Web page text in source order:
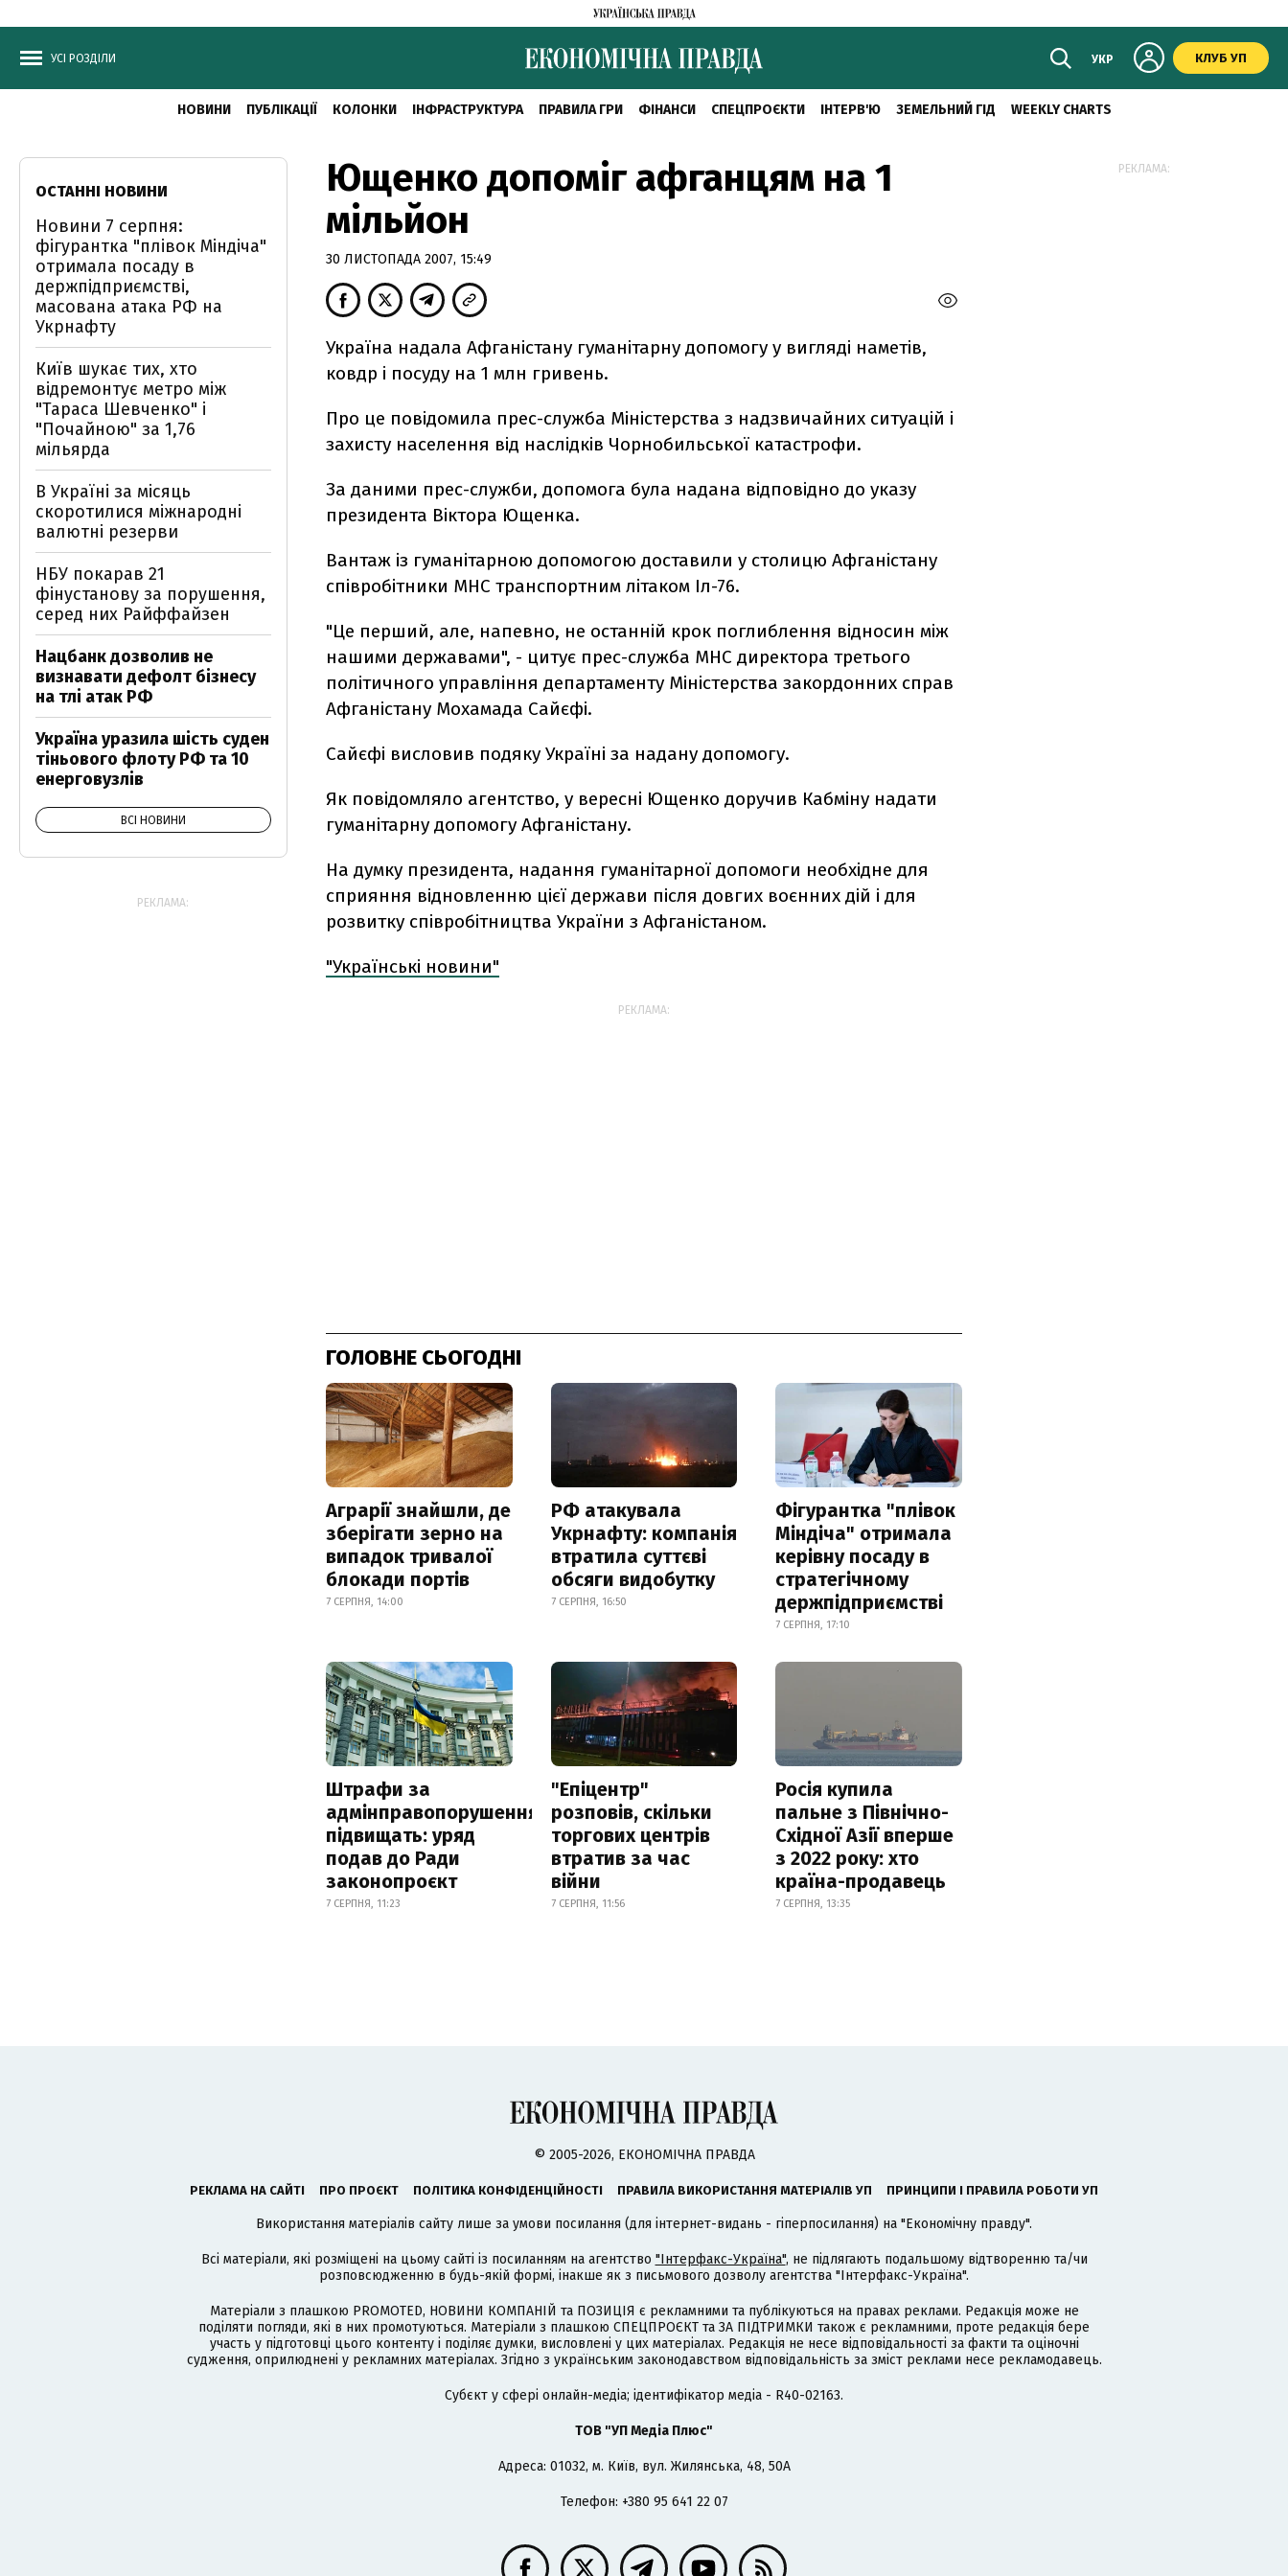
УСІ РОЗДІЛИ УКР КЛУБ УП
НОВИНИ ПУБЛІКАЦІЇ КОЛОНКИ ІНФРАСТРУКТУРА ПРАВИЛА ГРИ ФІНАНСИ СПЕЦПРОЄКТИ ІНТЕРВ'Ю ЗЕМЕЛЬНИЙ ГІД WEEKLY CHARTS
Ющенко допоміг афганцям на 1
мільйон
30 ЛИСТОПАДА 2007, 15:49
Україна надала Афганістану гуманітарну допомогу у вигляді наметів,
ковдр і посуду на 1 млн гривень.
Про це повідомила прес-служба Міністерства з надзвичайних ситуацій і
захисту населення від наслідків Чорнобильської катастрофи.
За даними прес-служби, допомога була надана відповідно до указу
президента Віктора Ющенка.
Вантаж із гуманітарною допомогою доставили у столицю Афганістану
співробітники МНС транспортним літаком Іл-76.
"Це перший, але, напевно, не останній крок поглиблення відносин між
нашими державами", - цитує прес-служба МНС директора третього
політичного управління департаменту Міністерства закордонних справ
Афганістану Мохамада Сайєфі.
Сайєфі висловив подяку Україні за надану допомогу.
Як повідомляло агентство, у вересні Ющенко доручив Кабміну надати
гуманітарну допомогу Афганістану.
На думку президента, надання гуманітарної допомоги необхідне для
сприяння відновленню цієї держави після довгих воєнних дій і для
розвитку співробітництва України з Афганістаном.
"Українські новини"
РЕКЛАМА:
ГОЛОВНЕ СЬОГОДНІ
Аграрії знайшли, де
зберігати зерно на
випадок тривалої
блокади портів
7 СЕРПНЯ, 14:00
РФ атакувала
Укрнафту: компанія
втратила суттєві
обсяги видобутку
7 СЕРПНЯ, 16:50
Фігурантка "плівок
Міндіча" отримала
керівну посаду в
стратегічному
держпідприємстві
7 СЕРПНЯ, 17:10
Штрафи за
адмінправопорушення
підвищать: уряд
подав до Ради
законопроєкт
7 СЕРПНЯ, 11:23
"Епіцентр"
розповів, скільки
торгових центрів
втратив за час
війни
7 СЕРПНЯ, 11:56
Росія купила
пальне з Північно-
Східної Азії вперше
з 2022 року: хто
країна-продавець
7 СЕРПНЯ, 13:35
ОСТАННІ НОВИНИ
Новини 7 серпня:
фігурантка "плівок Міндіча"
отримала посаду в
держпідприємстві,
масована атака РФ на
Укрнафту
Київ шукає тих, хто
відремонтує метро між
"Тараса Шевченко" і
"Почайною" за 1,76
мільярда
В Україні за місяць
скоротилися міжнародні
валютні резерви
НБУ покарав 21
фінустанову за порушення,
серед них Райффайзен
Нацбанк дозволив не
визнавати дефолт бізнесу
на тлі атак РФ
Україна уразила шість суден
тіньового флоту РФ та 10
енерговузлів
ВСІ НОВИНИ
РЕКЛАМА:
РЕКЛАМА:
© 2005-2026, ЕКОНОМІЧНА ПРАВДА
РЕКЛАМА НА САЙТІ ПРО ПРОЄКТ ПОЛІТИКА КОНФІДЕНЦІЙНОСТІ ПРАВИЛА ВИКОРИСТАННЯ МАТЕРІАЛІВ УП ПРИНЦИПИ І ПРАВИЛА РОБОТИ УП
Використання матеріалів сайту лише за умови посилання (для інтернет-видань - гіперпосилання) на "Економічну правду".
Всі матеріали, які розміщені на цьому сайті із посиланням на агентство "Інтерфакс-Україна", не підлягають подальшому відтворенню та/чи
розповсюдженню в будь-якій формі, інакше як з письмового дозволу агентства "Інтерфакс-Україна".
Матеріали з плашкою PROMOTED, НОВИНИ КОМПАНІЙ та ПОЗИЦІЯ є рекламними та публікуються на правах реклами. Редакція може не
поділяти погляди, які в них промотуються. Матеріали з плашкою СПЕЦПРОЄКТ та ЗА ПІДТРИМКИ також є рекламними, проте редакція бере
участь у підготовці цього контенту і поділяє думки, висловлені у цих матеріалах. Редакція не несе відповідальності за факти та оціночні
судження, оприлюднені у рекламних матеріалах. Згідно з українським законодавством відповідальність за зміст реклами несе рекламодавець.
Cубєкт у сфері онлайн-медіа; ідентифікатор медіа - R40-02163.
ТОВ "УП Медіа Плюс"
Адреса: 01032, м. Київ, вул. Жилянська, 48, 50А
Телефон: +380 95 641 22 07